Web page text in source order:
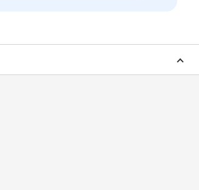
토지이용계획